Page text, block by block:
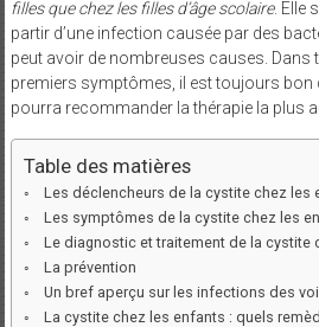
filles que chez les filles d’âge scolaire. Elle
partir d’une infection causée par des
peut avoir de nombreuses causes. Dans
premiers symptômes, il est toujours bon
pourra recommander la thérapie la plus
Table des matières
Les déclencheurs de la cystite chez les
Les symptômes de la cystite chez les
Le diagnostic et traitement de la cystite
La prévention
Un bref aperçu sur les infections des
La cystite chez les enfants : quels